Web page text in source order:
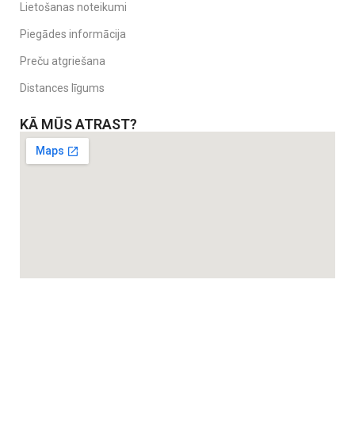
Lietošanas noteikumi
Piegādes informācija
Preču atgriešana
Distances līgums
KĀ MŪS ATRAST?